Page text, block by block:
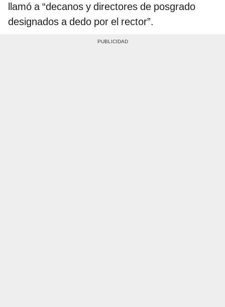
llamó a “decanos y directores de posgrado
designados a dedo por el rector”.